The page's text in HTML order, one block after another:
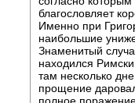
благословляет
Именно при
наибольшие
Знаменитый
находился
там несколько
прощение